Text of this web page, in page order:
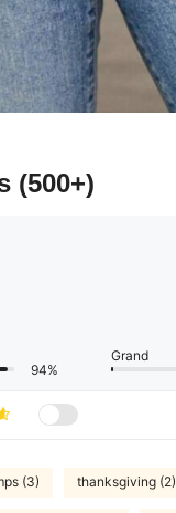
(500+)
94%
Grand
(3) thanksgiving (2)